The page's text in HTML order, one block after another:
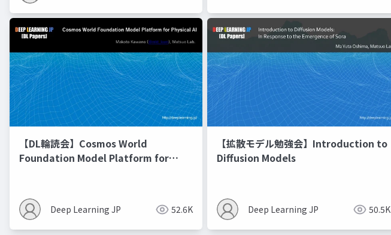
【DL輪読会】Cosmos World
Foundation Model Platform for
Deep Learning JP 52.6K
【拡散モデル勉強会】Introduction to
Diffusion Models
Deep Learning JP 50.5K